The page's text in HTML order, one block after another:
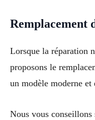
Remplacement
Lorsque la réparation
proposons le
un modèle moderne et
Nous vous